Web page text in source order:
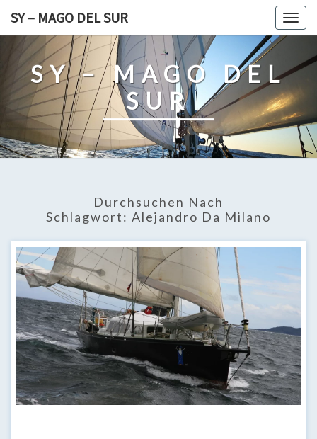
content
SY – MAGO DEL SUR
SY – MAGO DEL
SUR
Durchsuchen Nach
Schlagwort: Alejandro Da Milano